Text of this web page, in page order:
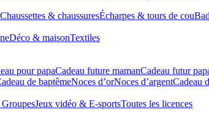
Chaussettes & chaussuresÉcharpes & tours de cou
Déco & maisonTextiles
pour papaCadeau future mamanCadeau futur
de baptêmeNoces d’orNoces d’argentCadeau
Jeux vidéo & E-sportsToutes les licences